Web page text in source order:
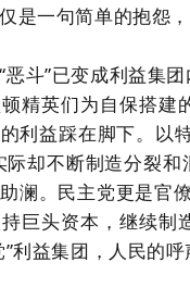
是一句简单的抱怨
恶斗”已变成利益集
精英们为自保搭建
利益踩在脚下。以
际却不断制造分裂
澜。 民主党更是官
巨头资本，继续制
利益集团，人民的呼